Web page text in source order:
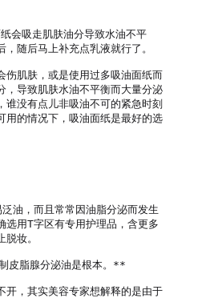
会吸走肌肤油分导致水油不平
随后马上补充点乳液就行了。
伤肌肤，或是使用过多吸油面纸而
，导致肌肤水油不平衡而大量分泌
谁没有点儿非吸油不可的紧急时刻
用的情况下，吸油面纸是最好的选
油，而且常常因油脂分泌而发生
选用T字区有专用护理品，含更多
妆。
皮脂腺分泌油是根本。**
开，其实美容专家想解释的是由于